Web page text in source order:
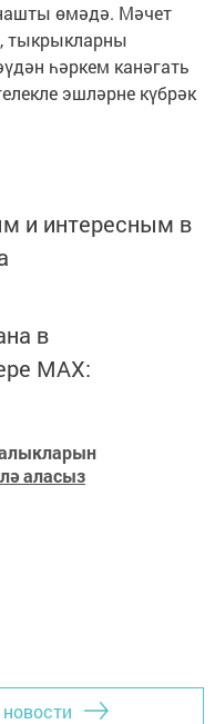
өмәдә. Мәчет
тыкрыкларны
һәркем канәгать
эшләрне күбрәк
и интересным в
в
MАХ:
аласыз